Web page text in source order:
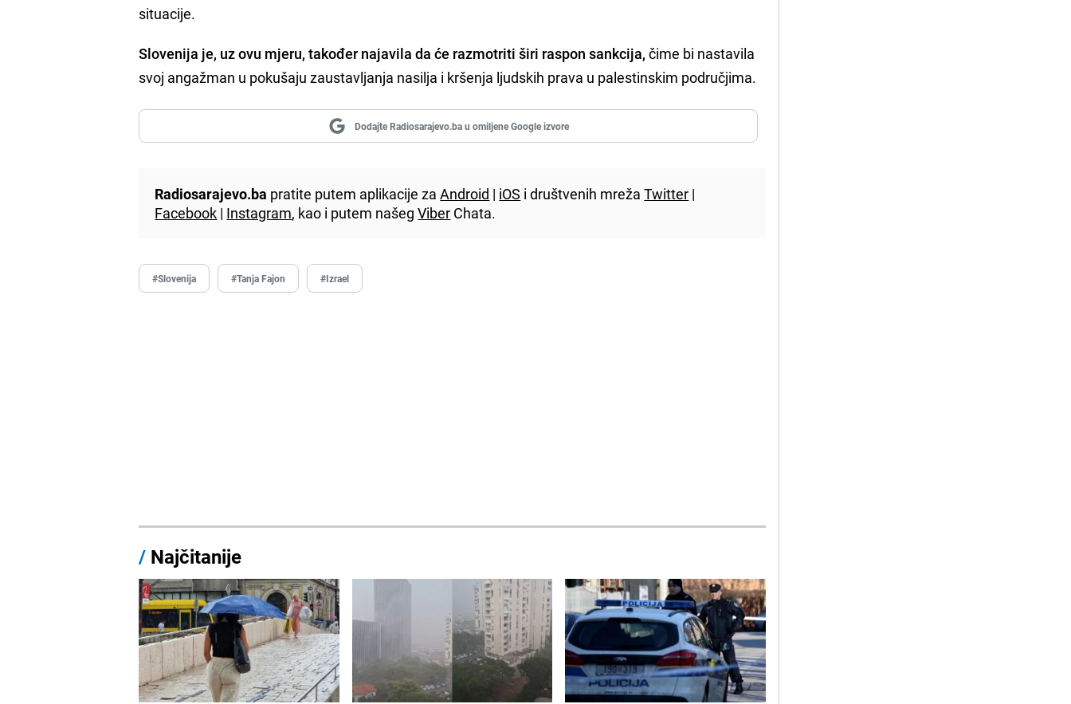
situacije.
Slovenija je, uz ovu mjeru, također najavila da će razmotriti širi raspon sankcija, čime bi nastavila
svoj angažman u pokušaju zaustavljanja nasilja i kršenja ljudskih prava u palestinskim područjima.
Dodajte Radiosarajevo.ba u omiljene Google izvore
Radiosarajevo.ba pratite putem aplikacije zaAndroid | iOS i društvenih mrežaTwitter |
Facebook | Instagram, kao i putem našegViber Chata.
#Slovenija #Tanja Fajon #Izrael
/ Najčitanije